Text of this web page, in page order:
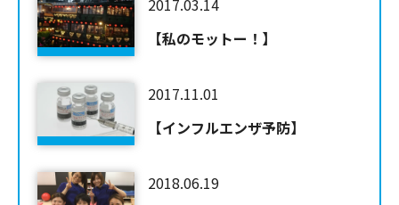
2017.03.14
【私のモットー！】
2017.11.01
【インフルエンザ予防】
2018.06.19